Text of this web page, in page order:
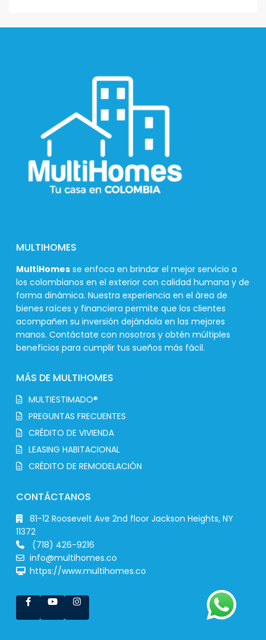
MULTIHOMES
MultiHomes se enfoca en brindar el mejor servicio a
los colombianos en el exterior con calidad humana y de
forma dinámica. Nuestra experiencia en el área de
bienes raíces y financiera permite que los clientes
acompañen su inversión dejándola en las mejores
manos. Contáctate con nosotros y obtén múltiples
beneficios para cumplir tus sueños más fácil.
MÁS DE MULTIHOMES
MULTIESTIMADO®
PREGUNTAS FRECUENTES
CRÉDITO DE VIVIENDA
LEASING HABITACIONAL
CRÉDITO DE REMODELACIÓN
CONTÁCTANOS
81-12 Roosevelt Ave 2nd floor Jackson Heights, NY
11372
(718) 426-9216
info@multihomes.co
https://www.multihomes.co